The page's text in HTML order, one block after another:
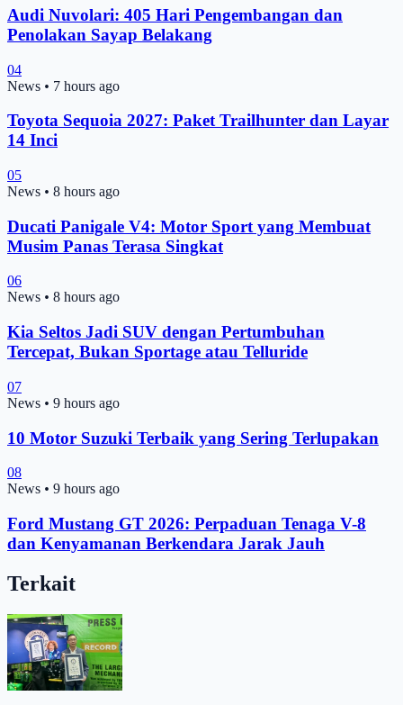
Audi Nuvolari: 405 Hari Pengembangan dan
Penolakan Sayap Belakang
04
News • 7 hours ago
Toyota Sequoia 2027: Paket Trailhunter dan Layar
14 Inci
05
News • 8 hours ago
Ducati Panigale V4: Motor Sport yang Membuat
Musim Panas Terasa Singkat
06
News • 8 hours ago
Kia Seltos Jadi SUV dengan Pertumbuhan
Tercepat, Bukan Sportage atau Telluride
07
News • 9 hours ago
10 Motor Suzuki Terbaik yang Sering Terlupakan
08
News • 9 hours ago
Ford Mustang GT 2026: Perpaduan Tenaga V-8
dan Kenyamanan Berkendara Jarak Jauh
Terkait